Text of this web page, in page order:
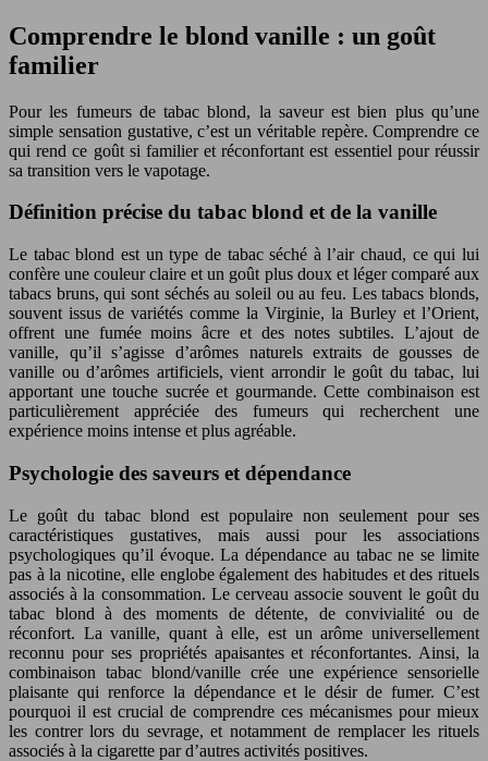
Comprendre le blond vanille : un goût
familier
Pour les fumeurs de tabac blond, la saveur est bien plus qu’une
simple sensation gustative, c’est un véritable repère. Comprendre ce
qui rend ce goût si familier et réconfortant est essentiel pour réussir
sa transition vers le vapotage.
Définition précise du tabac blond et de la vanille
Le tabac blond est un type de tabac séché à l’air chaud, ce qui lui
confère une couleur claire et un goût plus doux et léger comparé aux
tabacs bruns, qui sont séchés au soleil ou au feu. Les tabacs blonds,
souvent issus de variétés comme la Virginie, la Burley et l’Orient,
offrent une fumée moins âcre et des notes subtiles. L’ajout de
vanille, qu’il s’agisse d’arômes naturels extraits de gousses de
vanille ou d’arômes artificiels, vient arrondir le goût du tabac, lui
apportant une touche sucrée et gourmande. Cette combinaison est
particulièrement appréciée des fumeurs qui recherchent une
expérience moins intense et plus agréable.
Psychologie des saveurs et dépendance
Le goût du tabac blond est populaire non seulement pour ses
caractéristiques gustatives, mais aussi pour les associations
psychologiques qu’il évoque. La dépendance au tabac ne se limite
pas à la nicotine, elle englobe également des habitudes et des rituels
associés à la consommation. Le cerveau associe souvent le goût du
tabac blond à des moments de détente, de convivialité ou de
réconfort. La vanille, quant à elle, est un arôme universellement
reconnu pour ses propriétés apaisantes et réconfortantes. Ainsi, la
combinaison tabac blond/vanille crée une expérience sensorielle
plaisante qui renforce la dépendance et le désir de fumer. C’est
pourquoi il est crucial de comprendre ces mécanismes pour mieux
les contrer lors du sevrage, et notamment de remplacer les rituels
associés à la cigarette par d’autres activités positives.